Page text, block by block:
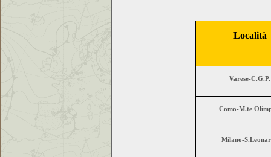
Località
Varese-C.G.P.
Como-M.te
Milano-